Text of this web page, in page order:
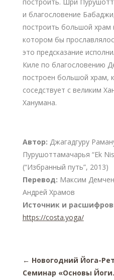
и благословение
построить большой храм
котором бы
это предсказание
Киле по благословению
построен большой храм,
соседствует с великим
Ханумана.
Автор: Джагадгуру
Пурушоттамачарья “Ek
(“Избранный путь”, 2013)
Перевод: Максим
Андрей Храмов
Источник и
https://costa.yoga/
← Новогодний Йога-
Семинар «Основы